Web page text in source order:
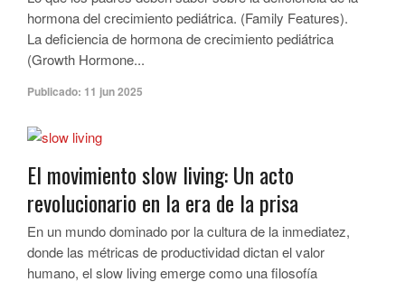
hormona del crecimiento pediátrica. (Family Features).
La deficiencia de hormona de crecimiento pediátrica
(Growth Hormone...
Publicado: 11 jun 2025
El movimiento slow living: Un acto
revolucionario en la era de la prisa
En un mundo dominado por la cultura de la inmediatez,
donde las métricas de productividad dictan el valor
humano, el slow living emerge como una filosofía